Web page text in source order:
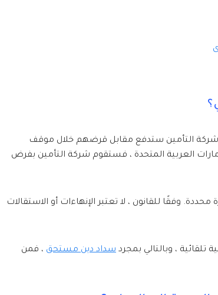
شركة التأمين ستدفع مقابل قرضهم خلال موقف
العربية المتحدة ، فستقوم شركة التأمين بفرض
وفقًا للقانون ، لا تعتبر الإنهاءات أو الاستقالات
، وبالتالي بمجرد سداد دين مستحق ، فمن